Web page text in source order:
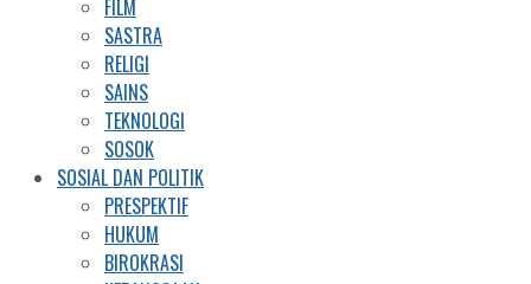
FILM
SASTRA
RELIGI
SAINS
TEKNOLOGI
SOSOK
SOSIAL DAN POLITIK
PRESPEKTIF
HUKUM
BIROKRASI